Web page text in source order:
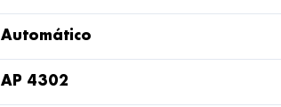
Automático
AP 4302